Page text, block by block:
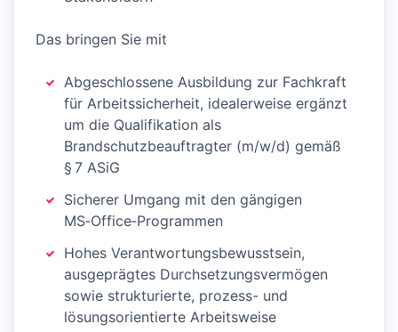
Das bringen Sie mit
Abgeschlossene Ausbildung zur Fachkraft
für Arbeitssicherheit, idealerweise ergänzt
um die Qualifikation als
Brandschutzbeauftragter (m/w/d) gemäß
§ 7 ASiG
Sicherer Umgang mit den gängigen
MS‑Office‑Programmen
Hohes Verantwortungsbewusstsein,
ausgeprägtes Durchsetzungsvermögen
sowie strukturierte, prozess- und
lösungsorientierte Arbeitsweise